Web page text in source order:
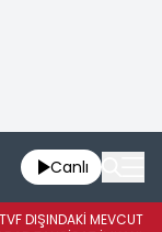
Canlı
DIŞINDAKİ MEVCUT